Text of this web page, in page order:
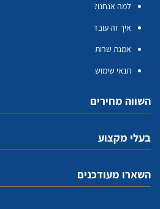
למה אנחנו?
איך זה עובד
אמנת שרות
תנאי שימוש
השווה מחירים
בעלי מקצוע
השארו מעודכנים